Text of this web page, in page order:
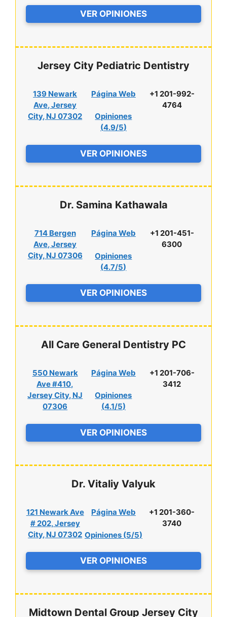
VER OPINIONES
Jersey City Pediatric Dentistry
139 Newark
Ave, Jersey
City, NJ 07302
Página Web
Opiniones
(4.9/5)
+1 201-992-
4764
VER OPINIONES
Dr. Samina Kathawala
714 Bergen
Ave, Jersey
City, NJ 07306
Página Web
Opiniones
(4.7/5)
+1 201-451-
6300
VER OPINIONES
All Care General Dentistry PC
550 Newark
Ave #410,
Jersey City, NJ
07306
Página Web
Opiniones
(4.1/5)
+1 201-706-
3412
VER OPINIONES
Dr. Vitaliy Valyuk
121 Newark Ave
# 202, Jersey
City, NJ 07302
Página Web
Opiniones (5/5)
+1 201-360-
3740
VER OPINIONES
Midtown Dental Group Jersey City